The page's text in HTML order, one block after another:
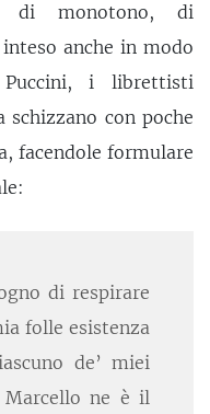
di monotono, di
anche in modo
i librettisti
schizzano con poche
facendole formulare
di respirare
folle esistenza
de’ miei
ne è il